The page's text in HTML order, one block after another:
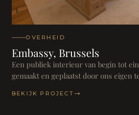
OVERHEID
Embassy, Brussels
Een publiek interieur van begin tot
gemaakt en geplaatst door ons eigen
BEKIJK PROJECT